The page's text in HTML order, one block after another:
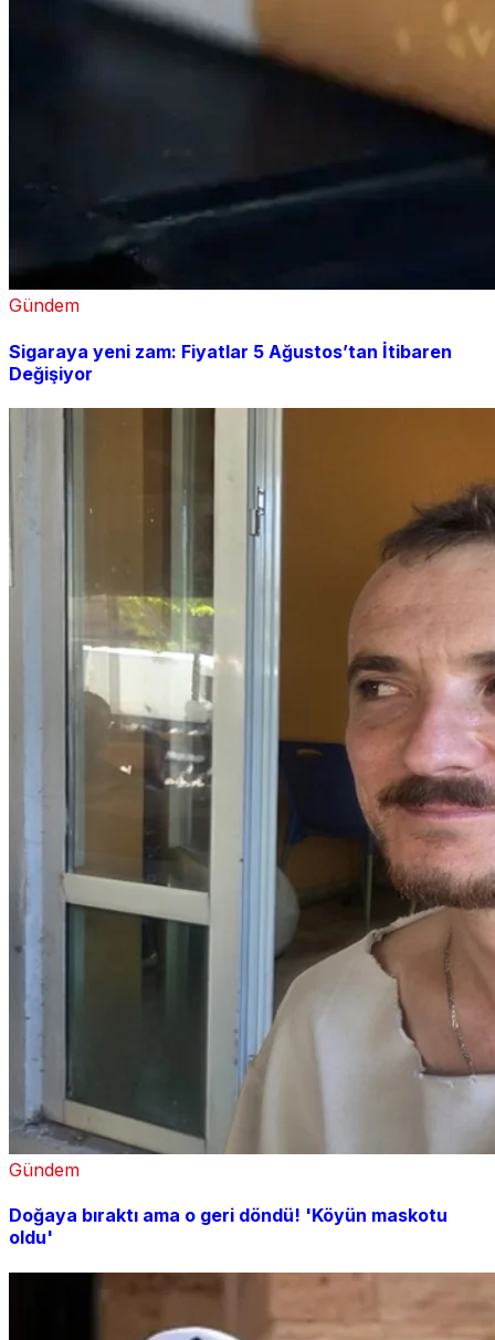
Gündem
Sigaraya yeni zam: Fiyatlar 5 Ağustos’tan İtibaren
Değişiyor
Gündem
Doğaya bıraktı ama o geri döndü! 'Köyün maskotu
oldu'